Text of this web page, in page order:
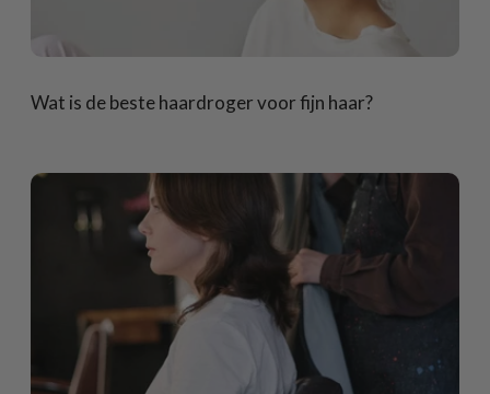
Wat is de beste haardroger voor fijn haar?